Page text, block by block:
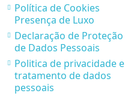
Política de Cookies
Presença de Luxo
Declaração de Proteção
de Dados Pessoais
Politica de privacidade e
tratamento de dados
pessoais